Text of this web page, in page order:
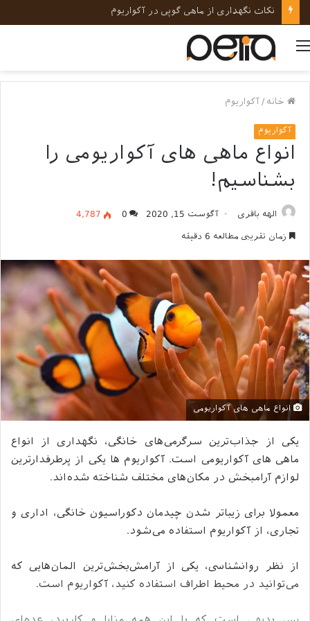
نکات نگهداری از ماهی گوپی در آکواریوم
منو
خانه /آکواریوم
آکواریوم
انواع ماهی های آکواریومی را
بشناسیم!
الهه باقری آگوست 15, 2020 0
4,787
زمان تقریبی مطالعه 6 دقیقه
انواع ماهی های آکواریومی
یکی از جذاب‌ترین سرگرمی‌های خانگی، نگهداری از انواع
ماهی های آکواریومی است. آکواریوم ها یکی از پرطرفدارترین
لوازم آرامبخش در مکان‌های مختلف شناخته شده‌اند.
معمولا برای زیباتر شدن چیدمان دکوراسیون خانگی، اداری و
تجاری، از آکواریوم استفاده می‌شود.
از نظر روانشناسی، یکی از آرامش‌بخش‌ترین المان‌هایی که
می‌توانید در محیط اطراف استفاده کنید، آکواریوم است.